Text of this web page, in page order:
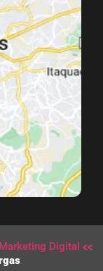
Digital